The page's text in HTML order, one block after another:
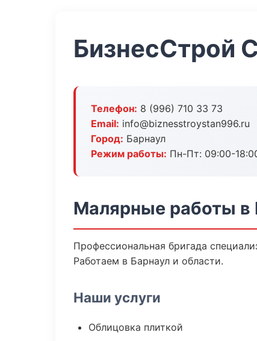
БизнесСтрой
Телефон: 8 (996) 710 33 73
Email: info@biznesstroystan996.ru
Город: Барнаул
Режим работы: Пн-Пт: 09:00-
Малярные работы в
Профессиональная бригада
Работаем в Барнаул и области.
Наши услуги
Облицовка плиткой